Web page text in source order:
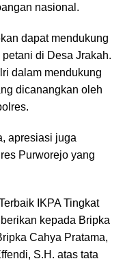
nasional.
dapat mendukung
di Desa Jrakah.
dalam mendukung
dicanangkan oleh
apresiasi juga
Purworejo yang
IKPA Tingkat
kepada Bripka
Cahya Pratama,
S.H. atas tata